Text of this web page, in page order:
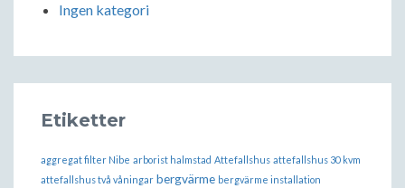
Ingen kategori
Etiketter
aggregat filter Nibe arborist halmstad Attefallshus attefallshus 30 kvm
attefallshus två våningar bergvärme bergvärme installation